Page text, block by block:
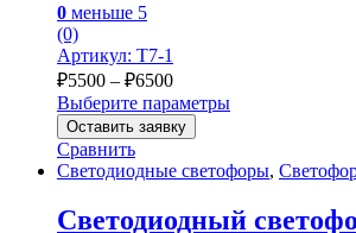
0 меньше 5
(0)
Артикул: T7-1
₽5500 – ₽6500Диапазон
цен:
₽5500
–
₽6500
Выберите параметры
Этот
товар
имеет
несколько
вариаций.
Оставить заявку
Сравнить
Светодиодные светофоры,
Светодиодный